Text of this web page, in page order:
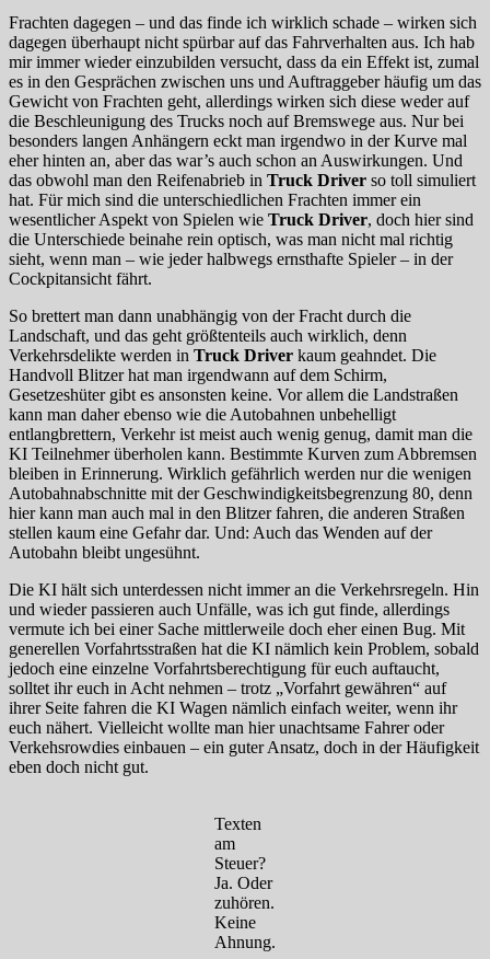
Frachten dagegen – und das finde ich wirklich schade – wirken sich
dagegen überhaupt nicht spürbar auf das Fahrverhalten aus. Ich hab
mir immer wieder einzubilden versucht, dass da ein Effekt ist, zumal
es in den Gesprächen zwischen uns und Auftraggeber häufig um das
Gewicht von Frachten geht, allerdings wirken sich diese weder auf
die Beschleunigung des Trucks noch auf Bremswege aus. Nur bei
besonders langen Anhängern eckt man irgendwo in der Kurve mal
eher hinten an, aber das war’s auch schon an Auswirkungen. Und
das obwohl man den Reifenabrieb in Truck Driver so toll simuliert
hat. Für mich sind die unterschiedlichen Frachten immer ein
wesentlicher Aspekt von Spielen wie Truck Driver, doch hier sind
die Unterschiede beinahe rein optisch, was man nicht mal richtig
sieht, wenn man – wie jeder halbwegs ernsthafte Spieler – in der
Cockpitansicht fährt.
So brettert man dann unabhängig von der Fracht durch die
Landschaft, und das geht größtenteils auch wirklich, denn
Verkehrsdelikte werden in Truck Driver kaum geahndet. Die
Handvoll Blitzer hat man irgendwann auf dem Schirm,
Gesetzeshüter gibt es ansonsten keine. Vor allem die Landstraßen
kann man daher ebenso wie die Autobahnen unbehelligt
entlangbrettern, Verkehr ist meist auch wenig genug, damit man die
KI Teilnehmer überholen kann. Bestimmte Kurven zum Abbremsen
bleiben in Erinnerung. Wirklich gefährlich werden nur die wenigen
Autobahnabschnitte mit der Geschwindigkeitsbegrenzung 80, denn
hier kann man auch mal in den Blitzer fahren, die anderen Straßen
stellen kaum eine Gefahr dar. Und: Auch das Wenden auf der
Autobahn bleibt ungesühnt.
Die KI hält sich unterdessen nicht immer an die Verkehrsregeln. Hin
und wieder passieren auch Unfälle, was ich gut finde, allerdings
vermute ich bei einer Sache mittlerweile doch eher einen Bug. Mit
generellen Vorfahrtsstraßen hat die KI nämlich kein Problem, sobald
jedoch eine einzelne Vorfahrtsberechtigung für euch auftaucht,
solltet ihr euch in Acht nehmen – trotz „Vorfahrt gewähren“ auf
ihrer Seite fahren die KI Wagen nämlich einfach weiter, wenn ihr
euch nähert. Vielleicht wollte man hier unachtsame Fahrer oder
Verkehsrowdies einbauen – ein guter Ansatz, doch in der Häufigkeit
eben doch nicht gut.
Texten
am
Steuer?
Ja. Oder
zuhören.
Keine
Ahnung.